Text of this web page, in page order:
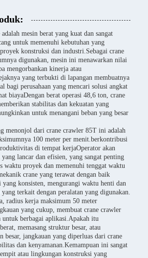
mesin berat yang kuat dan sangat
untuk memenuhi kebutuhan yang
konstruksi dan industri.Sebagai crane
digunakan, mesin ini menawarkan nilai
mengorbankan kinerja atau
yang terbukti di lapangan membuatnya
bagi perusahaan yang mencari solusi angkat
biayaDengan berat operasi 48,6 ton, crane
stabilitas dan kekuatan yang
untuk menangani beban yang besar
menonjol dari crane crawler 85T ini adalah
100 meter per menit.berkontribusi
di tempat kerjaOperator akan
lancar dan efisien, yang sangat penting
waktu proyek dan memenuhi tenggat waktu
crane yang terawat dengan baik
yang konsisten, mengurangi waktu henti dan
terkait dengan peralatan yang digunakan.
radius kerja maksimum 50 meter
yang cukup, membuat crane crawler
untuk berbagai aplikasi.Apakah itu
memasang struktur besar, atau
besar, jangkauan yang diperluas dari crane
dan kenyamanan.Kemampuan ini sangat
atau lingkungan konstruksi yang